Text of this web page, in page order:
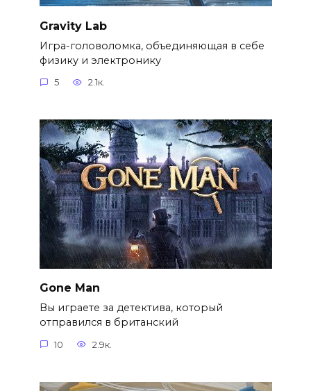
Gravity Lab
Игра-головоломка, объединяющая в себе
физику и электронику
5 2.1к.
Gone Man
Вы играете за детектива, который
отправился в британский
10 2.9к.